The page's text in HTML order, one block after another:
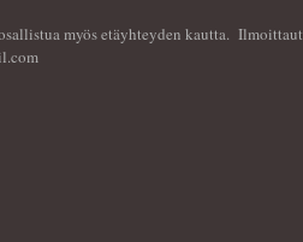
myös etäyhteyden kautta.